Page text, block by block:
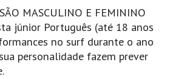
MASCULINO E FEMININO
júnior Português (até 18 anos
no surf durante o ano
personalidade fazem prever